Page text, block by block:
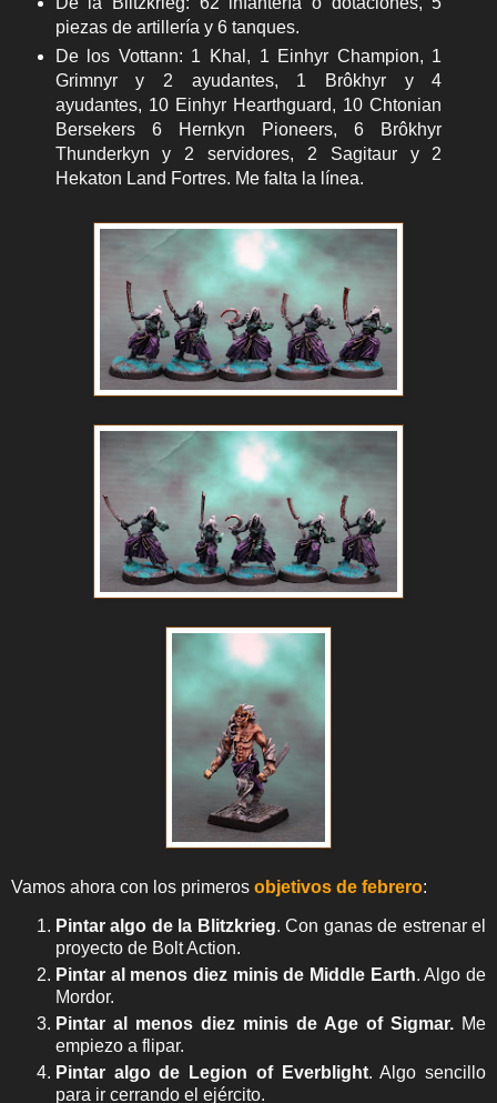
piezas de artillería y 6 tanques.
De los Vottann: 1 Khal, 1 Einhyr Champion, 1
Grimnyr y 2 ayudantes, 1 Brôkhyr y 4
ayudantes, 10 Einhyr Hearthguard, 10 Chtonian
Bersekers 6 Hernkyn Pioneers, 6 Brôkhyr
Thunderkyn y 2 servidores, 2 Sagitaur y 2
Hekaton Land Fortres. Me falta la línea.
Vamos ahora con los primeros objetivos de febrero:
Pintar algo de la Blitzkrieg. Con ganas de estrenar el
proyecto de Bolt Action.
Pintar al menos diez minis de Middle Earth. Algo de
Mordor.
Pintar al menos diez minis de Age of Sigmar. Me
empiezo a flipar.
Pintar algo de Legion of Everblight. Algo sencillo
para ir cerrando el ejército.